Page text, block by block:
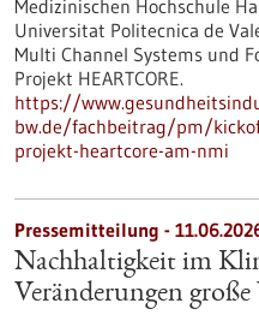
Medizinischen Hochschule
Universitat Politecnica de
Multi Channel Systems und
Projekt HEARTCORE.
https://
bw.de/fachbeitrag/pm/
projekt-heartcore-am-nmi
Pressemitteilung -
Nachhaltigkeit im
Veränderungen